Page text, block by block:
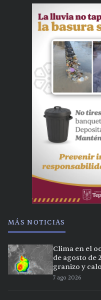
MÁS NOTICIAS
Clima en el
de agosto de
granizo y
7 ago 2026